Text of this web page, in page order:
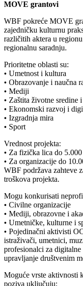
MOVE grantovi
WBF pokreće MOVE
zajedničku kulturnu
različitih aktera u
regionalnu saradnju.
Prioritetne oblasti su:
• Umetnost i kultura
• Obrazovanje i naučna
• Mediji
• Zaštita životne sredine
• Ekonomski razvoj i
• Izgradnja mira
• Sport
Vrednost projekta:
• Za fizička lica do 5.000
• Za organizacije do
WBF podržava zahteve
troškova projekta.
Mogu konkurisati
• Civilne organizacije
• Mediji, obrazovne i
• Umetničke, kulturne i
• Pojedinačni aktivisti
istraživači, umetnici,
profesionalci za
upravljanje društvenim
Moguće vrste aktivnosti
poziva uključuju: